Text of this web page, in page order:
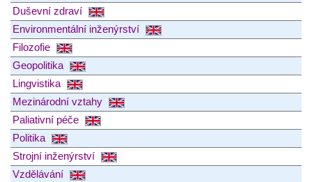
Duševní zdraví
Environmentální inženýrství
Filozofie
Geopolitika
Lingvistika
Mezinárodní vztahy
Paliativní péče
Politika
Strojní inženýrství
Vzdělávání